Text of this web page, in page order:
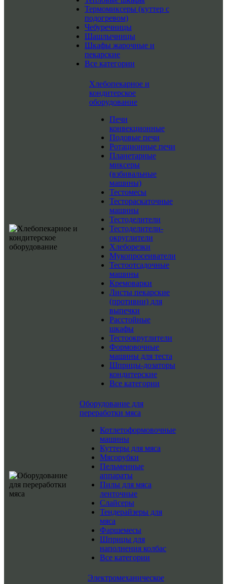
Термомиксеры (куттер с
подогревом)
Чебуречницы
Шашлычницы
Шкафы жарочные и
пекарские
Все категории
Хлебопекарное и
кондитерское
оборудование
Печи
конвекционные
Подовые печи
Ротационные печи
Планетарные
миксеры
(взбивальные
машины)
Тестомесы
Тестораскаточные
машины
Тестоделители
Тестоделители-
округлители
Хлеборезки
Мукопросеиватели
Тестоотсадочные
машины
Кремоварки
Листы пекарские
(противни) для
выпечки
Расстойные
шкафы
Тестоокруглители
Формовочные
машины для теста
Шприцы-дозаторы
кондитерские
Все категории
Оборудование для
переработки мяса
Котлетоформовочные
машины
Куттеры для мяса
Мясорубки
Пельменные
аппараты
Пилы для мяса
ленточные
Слайсеры
Тендерайзеры для
мяса
Фаршемесы
Шприцы для
наполнения колбас
Все категории
Электромеханическое